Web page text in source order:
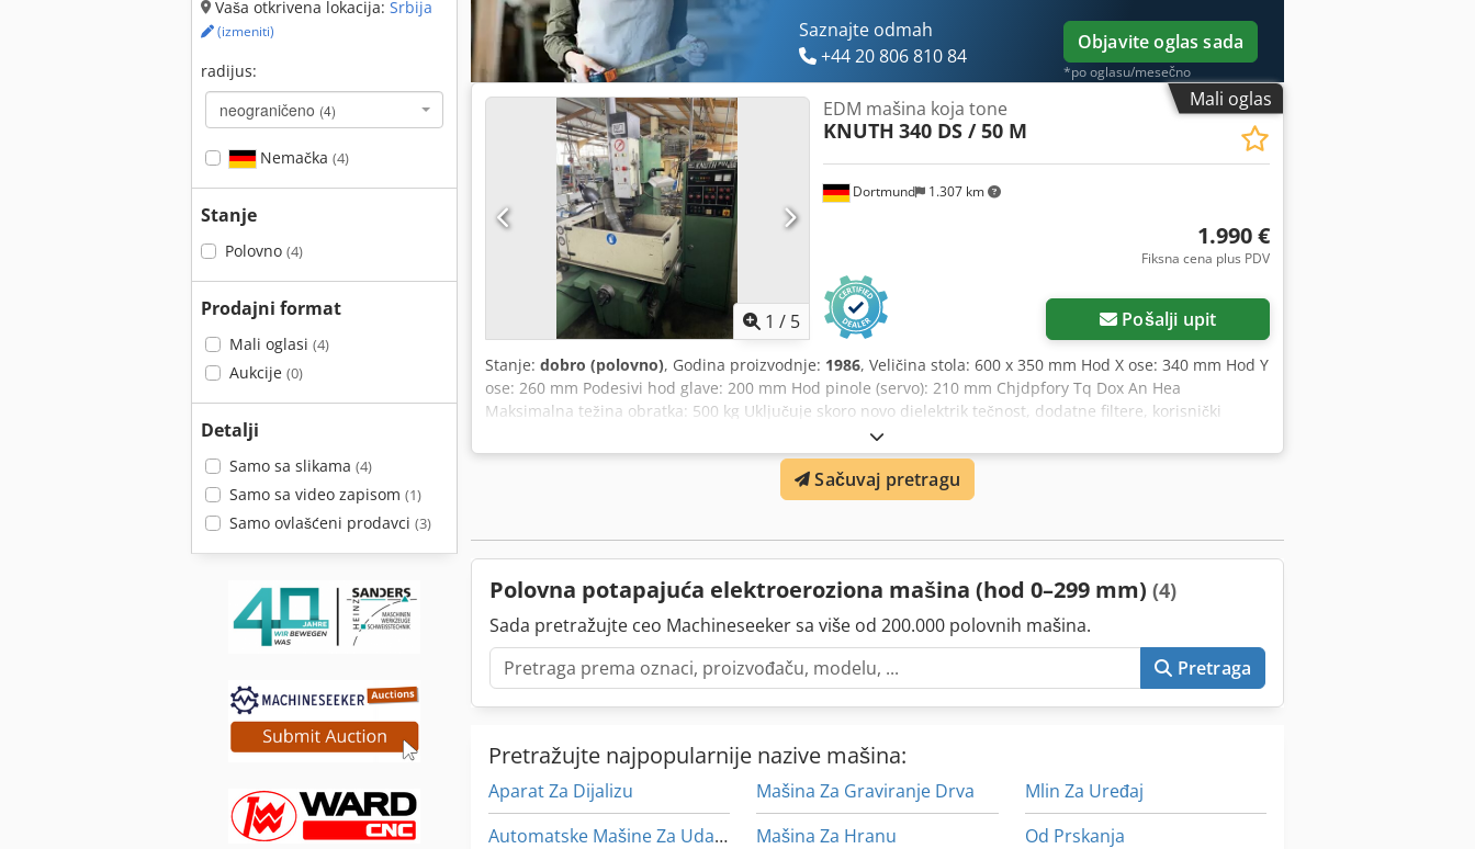
Vaša otkrivena lokacija: Srbija
(izmeniti)
radijus:
neograničeno (4)
Nemačka (4)
Stanje
Polovno (4)
Prodajni format
Mali oglasi (4)
Aukcije (0)
Detalji
Samo sa slikama (4)
Samo sa video zapisom (1)
Samo ovlašćeni prodavci (3)
Saznajte odmah
+44 20 806 810 84
Objavite oglas sada
*po oglasu/mesečno
Mali oglas
1 / 5
Dortmund 1.307 km
EDM mašina koja tone
KNUTH 340 DS / 50 M
1.990 €
Fiksna cena plus PDV
Pošalji upit
Stanje: dobro (polovno), Godina proizvodnje: 1986, Veličina stola: 600 x 350 mm Hod X ose: 340 mm Hod Y
ose: 260 mm Podesivi hod glave: 200 mm Hod pinole (servo): 210 mm Chjdpfory Tq Dox An Hea
Maksimalna težina obratka: 500 kg Uključuje skoro novo dielektrik tečnost, dodatne filtere, korisnički
priručnik Siegfried Volz Werkzeugmaschinen Rüschebrinkstr. 151-153 DE - 44143 Dortmund - Wambel
Sačuvaj pretragu
Polovna potapajuća elektroeroziona mašina (hod 0–299 mm) (4)
Sada pretražujte ceo Machineseeker sa više od 200.000 polovnih mašina.
Pretraga
Pretražujte najpopularnije nazive mašina:
Aparat Za Dijalizu
Automatske Mašine Za Udaranje
Mašina Za Graviranje Drva
Mašina Za Hranu
Mlin Za Uređaj
Od Prskanja